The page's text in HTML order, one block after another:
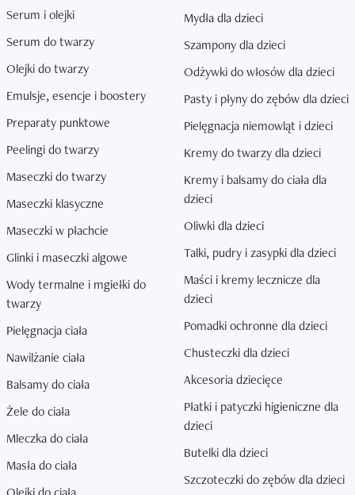
Serum i olejki
Serum do twarzy
Olejki do twarzy
Emulsje, esencje i boostery
Preparaty punktowe
Peelingi do twarzy
Maseczki do twarzy
Maseczki klasyczne
Maseczki w płachcie
Glinki i maseczki algowe
Wody termalne i mgiełki do
twarzy
Pielęgnacja ciała
Nawilżanie ciała
Balsamy do ciała
Żele do ciała
Mleczka do ciała
Masła do ciała
Mydła dla dzieci
Szampony dla dzieci
Odżywki do włosów dla dzieci
Pasty i płyny do zębów dla dzieci
Pielęgnacja niemowląt i dzieci
Kremy do twarzy dla dzieci
Kremy i balsamy do ciała dla
dzieci
Oliwki dla dzieci
Talki, pudry i zasypki dla dzieci
Maści i kremy lecznicze dla
dzieci
Pomadki ochronne dla dzieci
Chusteczki dla dzieci
Akcesoria dziecięce
Płatki i patyczki higieniczne dla
dzieci
Butelki dla dzieci
Szczoteczki do zębów dla dzieci